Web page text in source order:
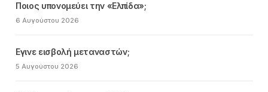
Ποιος υπονομεύει την «Ελπίδα»;
6 Αυγούστου 2026
Εγινε εισβολή μεταναστών;
5 Αυγούστου 2026